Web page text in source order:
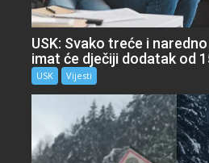
USK: Svako treće i
imat će dječiji dodatak od
USK Vijesti